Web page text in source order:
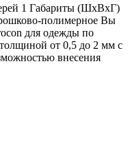
1 Габариты (ШхВхГ)
полимерное Вы
для одежды по
от 0,5 до 2 мм с
внесения